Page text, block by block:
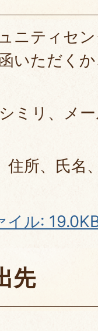
ニティセ
いただく
ミリ、メ
住所、氏名
イル:
先